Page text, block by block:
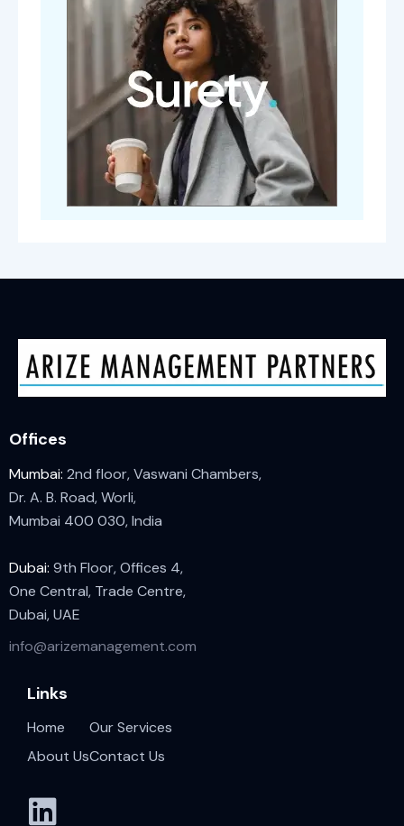
Offices
Mumbai: 2nd floor, Vaswani Chambers,
Dr. A. B. Road, Worli,
Mumbai 400 030, India
Dubai: 9th Floor, Offices 4,
One Central, Trade Centre,
Dubai, UAE
info@arizemanagement.com
Links
Home
About Us
Our Services
Contact Us